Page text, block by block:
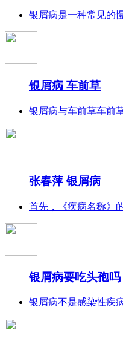
银屑病是一种常见的
银屑病 车前草
银屑病与车前草车前
张春萍 银屑病
首先，《疾病名称》
银屑病要吃头孢吗
银屑病不是感染性疾